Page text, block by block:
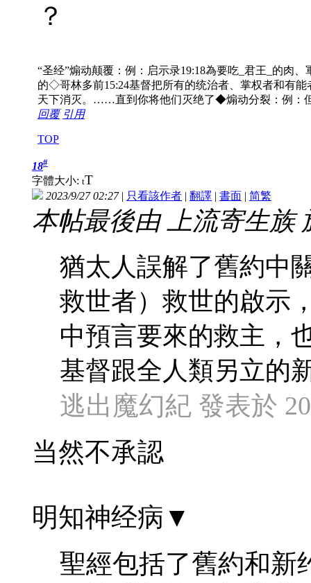
？
“圣经”煽动颠覆：例：启示录19:18為要吃_君王_的肉
的◇哥林多前15:24基督把所有的统治者、掌权者和有
天下消灭。……直到你将他们灭绝了◆煽动分裂：例：
回覆 引用
TOP
18#
字體大小: tT
2023/9/27 02:27| 只看該作者 | 翻譯 | 書面 | 简繁
本帖最後由 上流寄生族
猶太人誤解了舊約中
救世者）救世的啟示
中預言要來的救主，
基督跟全人類另立的
逃出魔幻紀 發表於
当然不承認
明知神经病▼
聖經包括了舊約和新